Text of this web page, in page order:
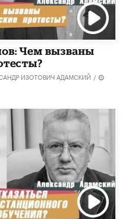
Чем вызваны
ИЗОТОВИЧ АДАМСКИЙ /